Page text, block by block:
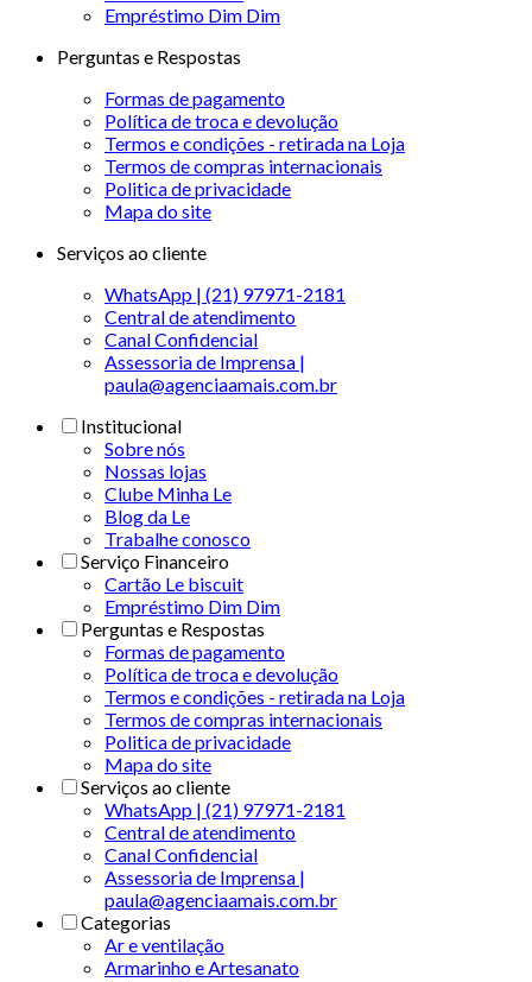
Empréstimo Dim Dim
Perguntas e Respostas
Formas de pagamento
Política de troca e devolução
Termos e condições - retirada na Loja
Termos de compras internacionais
Politica de privacidade
Mapa do site
Serviços ao cliente
WhatsApp | (21) 97971-2181
Central de atendimento
Canal Confidencial
Assessoria de Imprensa |
paula@agenciaamais.com.br
Institucional
Sobre nós
Nossas lojas
Clube Minha Le
Blog da Le
Trabalhe conosco
Serviço Financeiro
Cartão Le biscuit
Empréstimo Dim Dim
Perguntas e Respostas
Formas de pagamento
Política de troca e devolução
Termos e condições - retirada na Loja
Termos de compras internacionais
Politica de privacidade
Mapa do site
Serviços ao cliente
WhatsApp | (21) 97971-2181
Central de atendimento
Canal Confidencial
Assessoria de Imprensa |
paula@agenciaamais.com.br
Categorias
Ar e ventilação
Armarinho e Artesanato